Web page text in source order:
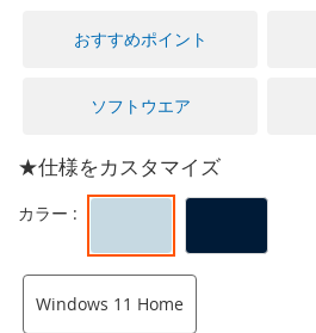
おすすめポイント
ソフトウエア
★仕様をカスタマイズ
Windows 11 Home